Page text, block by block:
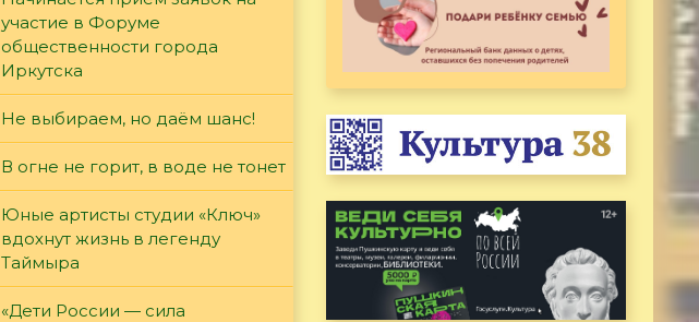
участие в Форуме
общественности города
Иркутска
Не выбираем, но даём шанс!
В огне не горит, в воде не тонет
Юные артисты студии «Ключ»
вдохнут жизнь в легенду
Таймыра
«Дети России — сила